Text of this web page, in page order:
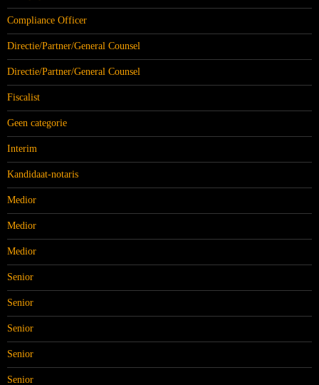
Compliance Officer
Directie/Partner/General Counsel
Directie/Partner/General Counsel
Fiscalist
Geen categorie
Interim
Kandidaat-notaris
Medior
Medior
Medior
Senior
Senior
Senior
Senior
Senior